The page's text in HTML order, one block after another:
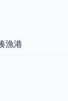
漁港